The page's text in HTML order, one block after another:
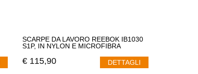
SCARPE DA LAVORO REEBOK IB1030
S1P, IN NYLON E MICROFIBRA
€ 115,90 DETTAGLI